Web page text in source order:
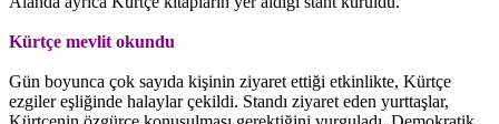
Kürtçe mevlit okundu
Gün boyunca çok sayıda kişinin ziyaret ettiği etkinlikte, Kürtçe
ezgiler eşliğinde halaylar çekildi. Standı ziyaret eden yurttaşlar,